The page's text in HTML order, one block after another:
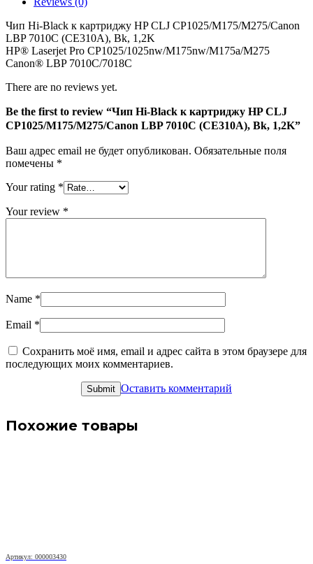
CLJ
LBP
7010C
(CE310A),
Bk,
Чип Hi-Black к картриджу HP CLJ CP1025/M175/M275/Canon
LBP 7010C (CE310A), Bk, 1,2K
HP® Laserjet Pro CP1025/1025nw/M175nw/M175a/M275
Canon® LBP 7010C/7018C
There are no reviews yet.
Be the first to review “Чип Hi-Black к картриджу HP CLJ
CP1025/M175/M275/Canon LBP 7010C (CE310A), Bk, 1,2K”
Ваш адрес email не будет опубликован. Обязательные поля
помечены *
Your rating *
Your review *
Name *
Email *
Сохранить моё имя, email и адрес сайта в этом браузере для
последующих моих комментариев.
Оставить комментарий
Похожие товары
Артикул: 000003430